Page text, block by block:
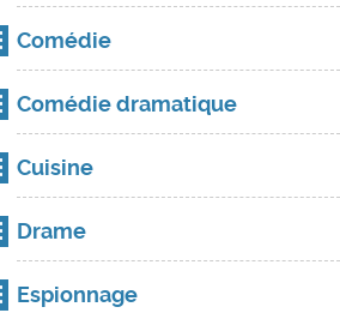
Comédie
Comédie dramatique
Cuisine
Drame
Espionnage